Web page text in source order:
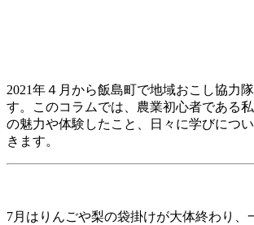
2021年４月から飯島町で地域おこし協力
す。このコラムでは、農業初心者である
の魅力や体験したこと、日々に学びにつ
きます。
7月はりんごや梨の袋掛けが大体終わり、